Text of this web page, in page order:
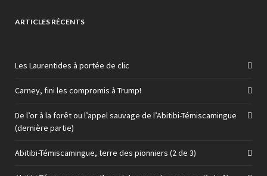
ARTICLES RÉCENTS
Les Laurentides à portée de clic
Carney, fini les compromis à Trump!
De l’or à la forêt ou l’appel sauvage de l’Abitibi-Témiscamingue
(dernière partie)
Abitibi-Témiscamingue, terre des pionniers (2 de 3)